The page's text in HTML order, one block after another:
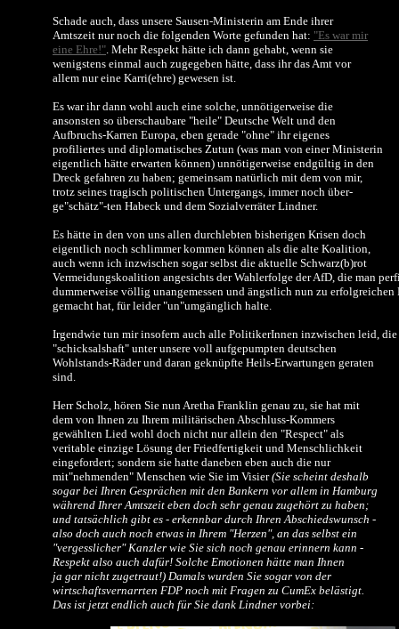
Schade auch, dass unsere Sausen-Ministerin am Ende ihrer
Amtszeit nur noch die folgenden Worte gefunden hat: "Es war mir
eine Ehre!". Mehr Respekt hätte ich dann gehabt, wenn sie
wenigstens einmal auch zugegeben hätte, dass ihr das Amt vor
allem nur eine Karri(ehre) gewesen ist.
Es war ihr dann wohl auch eine solche, unnötigerweise die
ansonsten so überschaubare "heile" Deutsche Welt und den
Aufbruchs-Karren Europa, eben gerade "ohne" ihr eigenes
profiliertes und diplomatisches Zutun (was man von einer Ministerin
eigentlich hätte erwarten können) unnötigerweise endgültig in den
Dreck gefahren zu haben; gemeinsam natürlich mit dem von mir,
trotz seines tragisch politischen Untergangs, immer noch über-
ge"schätz"-ten Habeck und dem Sozialverräter Lindner.
Es hätte in den von uns allen durchlebten bisherigen Krisen doch
eigentlich noch schlimmer kommen können als die alte Koalition,
auch wenn ich inzwischen sogar selbst die aktuelle Schwarz(b)rot
Vermeidungskoalition angesichts der Wahlerfolge der AfD, die man
dummerweise völlig unangemessen und ängstlich nun zu erfolgreichen
gemacht hat, für leider "un"umgänglich halte.
Irgendwie tun mir insofern auch alle PolitikerInnen inzwischen leid, die
"schicksalshaft" unter unsere voll aufgepumpten deutschen
Wohlstands-Räder und daran geknüpfte Heils-Erwartungen geraten
sind.
Herr Scholz, hören Sie nun Aretha Franklin genau zu, sie hat mit
dem von Ihnen zu Ihrem militärischen Abschluss-Kommers
gewählten Lied wohl doch nicht nur allein den "Respect" als
veritable einzige Lösung der Friedfertigkeit und Menschlichkeit
eingefordert; sondern sie hatte daneben eben auch die nur
mit"nehmenden" Menschen wie Sie im Visier(Sie scheint deshalb
sogar bei Ihren Gesprächen mit den Bankern vor allem in Hamburg
während Ihrer Amtszeit eben doch sehr genau zugehört zu haben;
und tatsächlich gibt es - erkennbar durch Ihren Abschiedswunsch -
also doch auch noch etwas in Ihrem "Herzen", an das selbst ein
"vergesslicher" Kanzler wie Sie sich noch genau erinnern kann -
Respekt also auch dafür! Solche Emotionen hätte man Ihnen
ja gar nicht zugetraut!) Damals wurden Sie sogar von der
wirtschaftsvernarrten FDP noch mit Fragen zu CumEx belästigt.
Das ist jetzt endlich auch für Sie dank Lindner vorbei: